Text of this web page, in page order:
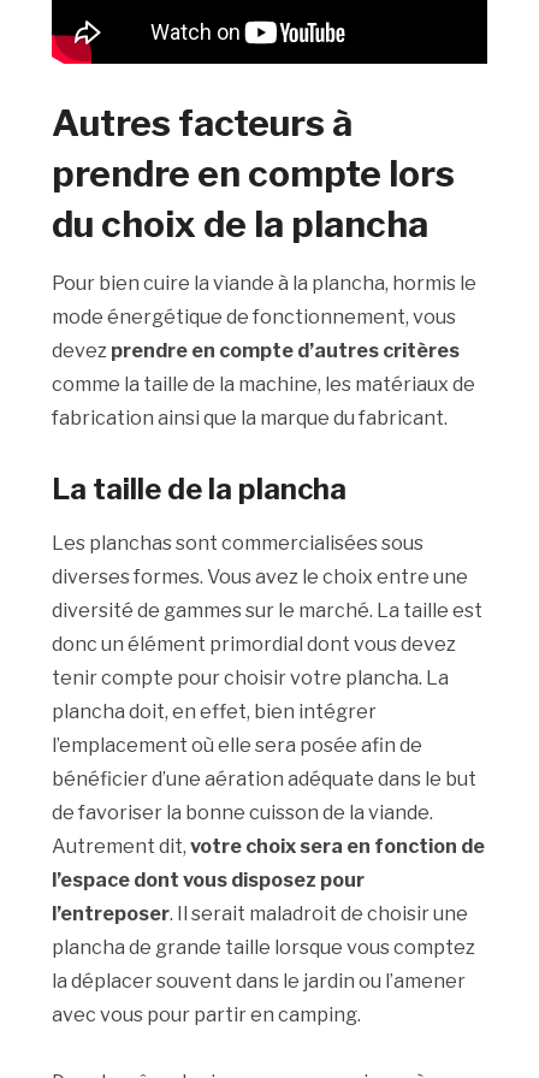
Autres facteurs à
prendre en compte lors
du choix de la plancha
Pour bien cuire la viande à la plancha, hormis le
mode énergétique de fonctionnement, vous
devez prendre en compte d’autres critères
comme la taille de la machine, les matériaux de
fabrication ainsi que la marque du fabricant.
La taille de la plancha
Les planchas sont commercialisées sous
diverses formes. Vous avez le choix entre une
diversité de gammes sur le marché. La taille est
donc un élément primordial dont vous devez
tenir compte pour choisir votre plancha. La
plancha doit, en effet, bien intégrer
l’emplacement où elle sera posée afin de
bénéficier d’une aération adéquate dans le but
de favoriser la bonne cuisson de la viande.
Autrement dit,votre choix sera en fonction de
l’espace dont vous disposez pour
l’entreposer. Il serait maladroit de choisir une
plancha de grande taille lorsque vous comptez
la déplacer souvent dans le jardin ou l’amener
avec vous pour partir en camping.